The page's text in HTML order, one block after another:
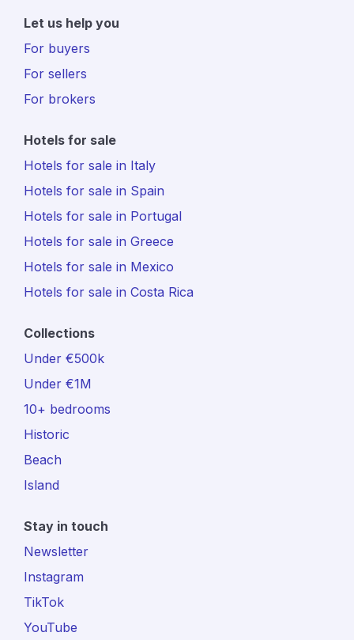
Let us help you
For buyers
For sellers
For brokers
Hotels for sale
Hotels for sale in Italy
Hotels for sale in Spain
Hotels for sale in Portugal
Hotels for sale in Greece
Hotels for sale in Mexico
Hotels for sale in Costa Rica
Collections
Under €500k
Under €1M
10+ bedrooms
Historic
Beach
Island
Stay in touch
Newsletter
Instagram
TikTok
YouTube